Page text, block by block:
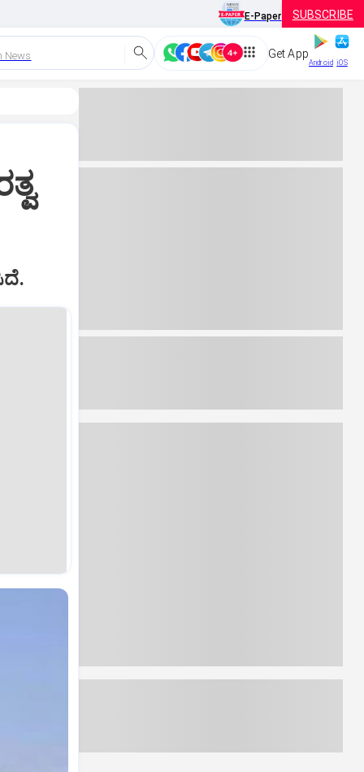
E-Paper SUBSCRIBE
News Get App
Android iOS